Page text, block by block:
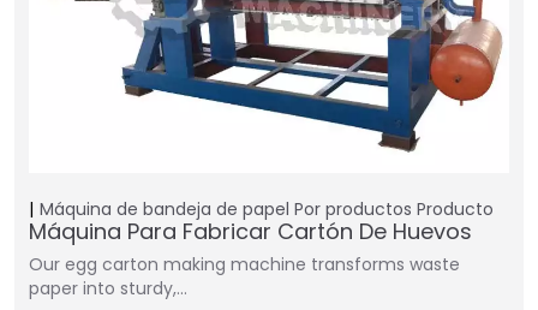
Máquina de bandeja de papel Por productos Producto
Máquina Para Fabricar Cartón De Huevos
Our egg carton making machine transforms waste
paper into sturdy,…